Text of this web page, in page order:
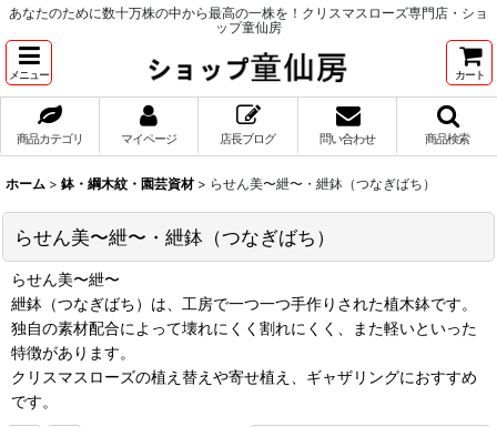
あなたのために数十万株の中から最高の一株を！クリスマスローズ専門店・ショ
ップ童仙房
メニュー カート
商品カテゴリ マイページ 店長ブログ 問い合わせ 商品検索
ホーム > 鉢・綱木紋・園芸資材 > らせん美〜紲〜・紲鉢（つなぎばち）
らせん美〜紲〜・紲鉢（つなぎばち）
らせん美〜紲〜
紲鉢（つなぎばち）は、工房で一つ一つ手作りされた植木鉢です。
独自の素材配合によって壊れにくく割れにくく、また軽いといった
特徴があります。
クリスマスローズの植え替えや寄せ植え、ギャザリングにおすすめ
です。